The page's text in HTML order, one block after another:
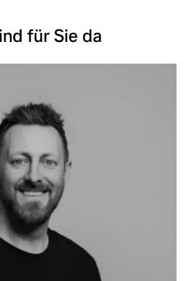
Mehr erfahren
für Sie da